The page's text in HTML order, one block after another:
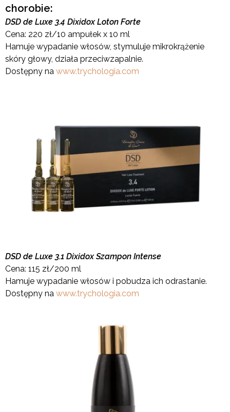
chorobie:
DSD de Luxe 3.4 Dixidox Loton Forte
Cena: 220 zł/10 ampułek x 10 ml
Hamuje wypadanie włosów, stymuluje mikrokrążenie
skóry głowy, działa przeciwzapalnie.
Dostępny na www.trychologia.com
DSD de Luxe 3.1 Dixidox Szampon Intense
Cena: 115 zł/200 ml
Hamuje wypadanie włosów i pobudza ich odrastanie.
Dostępny na www.trychologia.com